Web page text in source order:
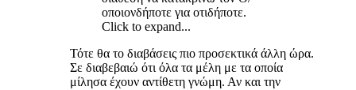
οποιονδήποτε για οτιδήποτε.
Click to expand...
Τότε θα το διαβάσεις πιο προσεκτικά άλλη ώρα.
Σε διαβεβαιώ ότι όλα τα μέλη με τα οποία
μίλησα έχουν αντίθετη γνώμη. Αν και την